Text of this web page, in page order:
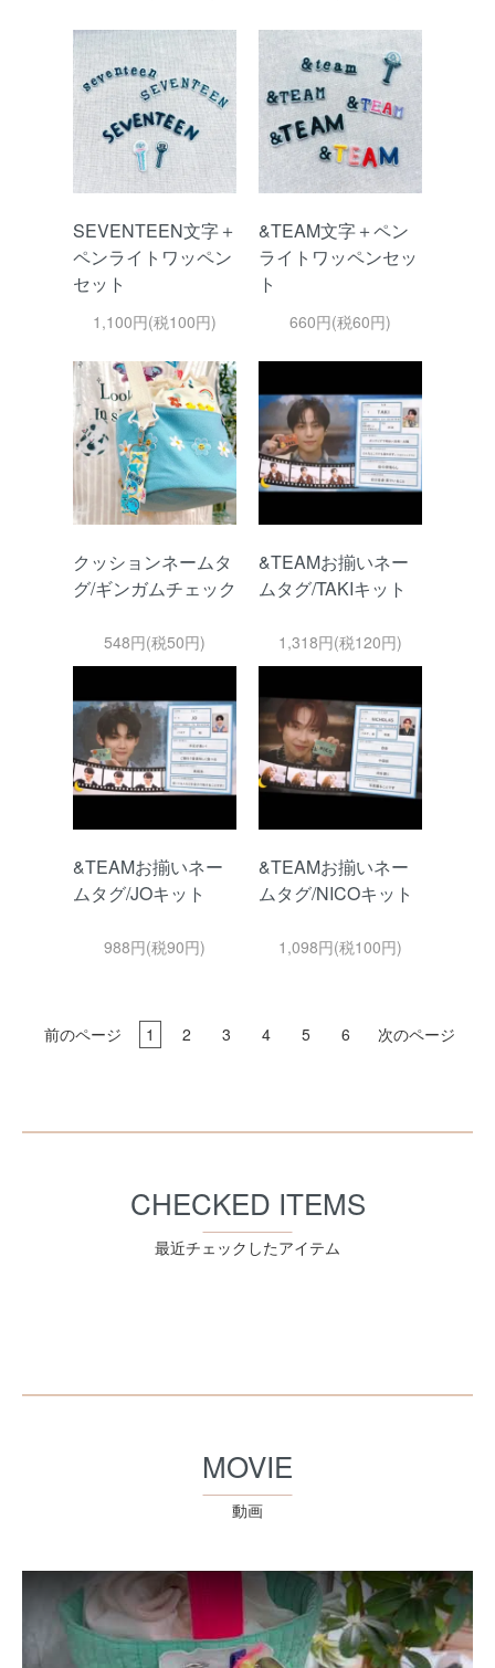
SEVENTEEN文字＋
ペンライトワッペン
セット
1,100円(税100円)
&TEAM文字＋ペン
ライトワッペンセッ
ト
660円(税60円)
クッションネームタ
グ/ギンガムチェック
548円(税50円)
&TEAMお揃いネー
ムタグ/TAKIキット
1,318円(税120円)
&TEAMお揃いネー
ムタグ/JOキット
988円(税90円)
&TEAMお揃いネー
ムタグ/NICOキット
1,098円(税100円)
前のページ 1 2 3 4 5 6 次のページ
CHECKED ITEMS
最近チェックしたアイテム
MOVIE
動画